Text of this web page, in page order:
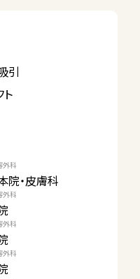
引
ト
外科
院・皮膚科
外科
外科
外科